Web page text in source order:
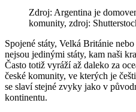
Zdroj: Argentina je
komunity, zdroj:
Spojené státy, Velká Británie
nejsou jedinými státy, kam naši
Často totiž vyráží až daleko za
české komunity, ve kterých je
se slaví stejné zvyky jako v
kontinentu.